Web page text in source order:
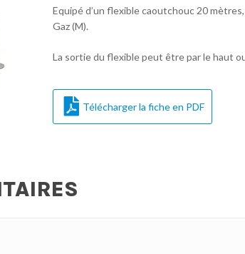
Equipé d’un flexible caoutchouc 20
Gaz (M).
La sortie du flexible peut être par le haut
Télécharger la fiche en PDF